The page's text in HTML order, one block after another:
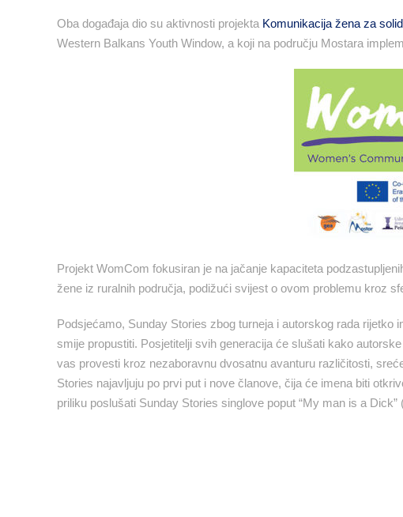
Oba događaja dio su aktivnosti projekta Komunikacija žena za
Western Balkans Youth Window, a koji na području Mostara
Projekt WomCom fokusiran je na jačanje kapaciteta
žene iz ruralnih područja, podižući svijest o ovom problemu kroz
Podsjećamo, Sunday Stories zbog turneja i autorskog rada
smije propustiti. Posjetitelji svih generacija će slušati kako
vas provesti kroz nezaboravnu dvosatnu avanturu različitosti,
Stories najavljuju po prvi put i nove članove, čija će imena biti
priliku poslušati Sunday Stories singlove poput “My man is a